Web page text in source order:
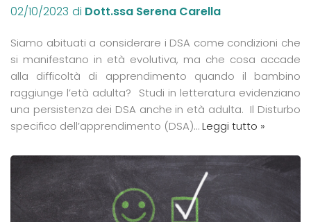
02/10/2023 di Dott.ssa Serena Carella
Siamo abituati a considerare i DSA come condizioni che
si manifestano in età evolutiva, ma che cosa accade
alla difficoltà di apprendimento quando il bambino
raggiunge l’età adulta? Studi in letteratura evidenziano
una persistenza dei DSA anche in età adulta. Il Disturbo
specifico dell’apprendimento (DSA)…Leggi tutto »